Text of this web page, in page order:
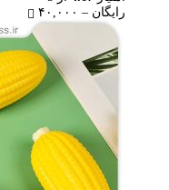
رایگان – ۴۰,۰۰۰
۴۰,۰۰۰